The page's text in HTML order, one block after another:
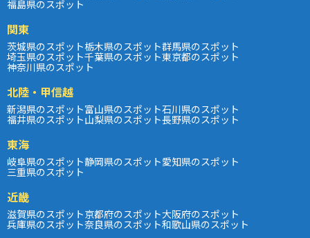
福島県のスポット
関東
茨城県のスポット栃木県のスポット群馬県のスポット
埼玉県のスポット千葉県のスポット東京都のスポット
神奈川県のスポット
北陸・甲信越
新潟県のスポット富山県のスポット石川県のスポット
福井県のスポット山梨県のスポット長野県のスポット
東海
岐阜県のスポット静岡県のスポット愛知県のスポット
三重県のスポット
近畿
滋賀県のスポット京都府のスポット大阪府のスポット
兵庫県のスポット奈良県のスポット和歌山県のスポット